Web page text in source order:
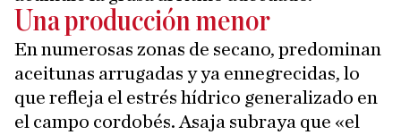
Una producción menor
En numerosas zonas de secano, predominan
aceitunas arrugadas y ya ennegrecidas, lo
que refleja el estrés hídrico generalizado en
el campo cordobés. Asaja subraya que «el